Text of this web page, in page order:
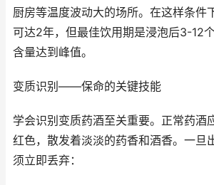
厨房等温度波动大的场所。在这样条件
可达2年，但最佳饮用期是浸泡后3-12
含量达到峰值。
变质识别——保命的关键技能
学会识别变质药酒至关重要。正常药酒
红色，散发着淡淡的药香和酒香。一旦
须立即丢弃：